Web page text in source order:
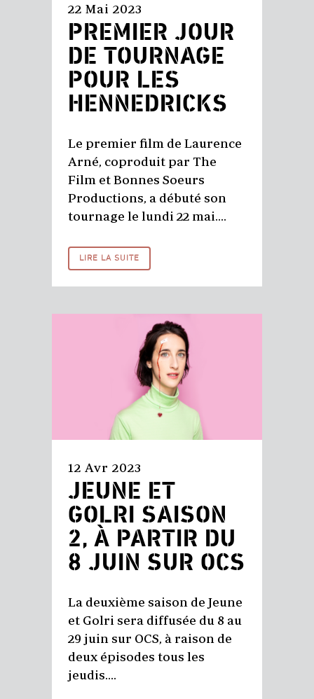
22 Mai 2023
PREMIER JOUR
DE TOURNAGE
POUR LES
HENNEDRICKS
Le premier film de Laurence
Arné, coproduit par The
Film et Bonnes Soeurs
Productions, a débuté son
tournage le lundi 22 mai....
LIRE LA SUITE
12 Avr 2023
JEUNE ET
GOLRI SAISON
2, À PARTIR DU
8 JUIN SUR OCS
La deuxième saison de Jeune
et Golri sera diffusée du 8 au
29 juin sur OCS, à raison de
deux épisodes tous les
jeudis....